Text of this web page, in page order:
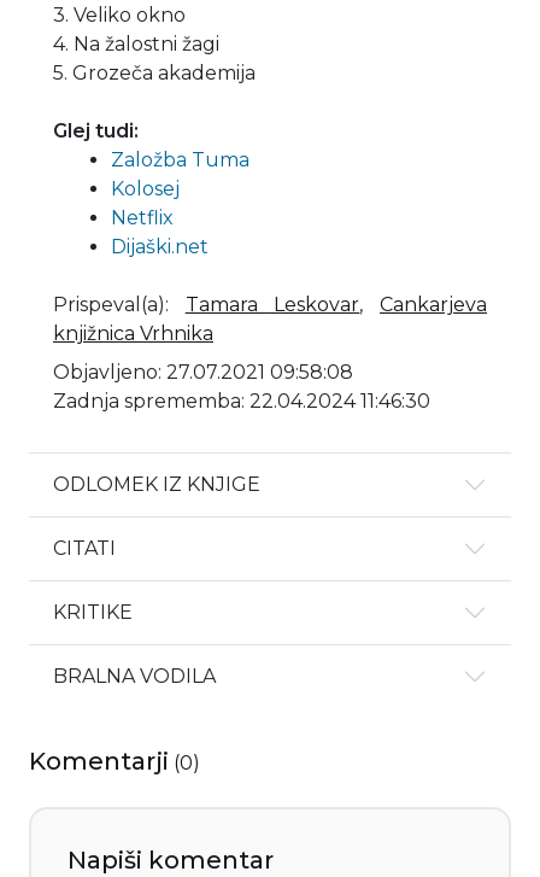
3. Veliko okno
4. Na žalostni žagi
5. Grozeča akademija
Glej tudi:
Založba Tuma
Kolosej
Netflix
Dijaški.net
Prispeval(a): Tamara Leskovar,Cankarjeva
knjižnica Vrhnika
Objavljeno: 27.07.2021 09:58:08
Zadnja sprememba: 22.04.2024 11:46:30
ODLOMEK IZ KNJIGE
CITATI
KRITIKE
BRALNA VODILA
Komentarji (0)
Napiši komentar